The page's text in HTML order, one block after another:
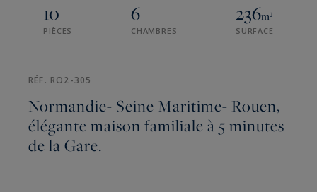
10
PIÈCES
6
CHAMBRES
236m²
SURFACE
RÉF. RO2-305
Normandie- Seine Maritime- Rouen,
élégante maison familiale à 5 minutes
de la Gare.